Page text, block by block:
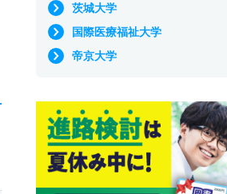
茨城大学
国際医療福祉大学
帝京大学